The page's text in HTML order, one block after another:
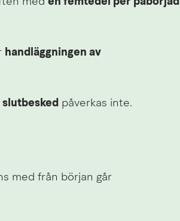
med en femtedel per påbörjad
handläggningen av
påverkas inte.
med från början går